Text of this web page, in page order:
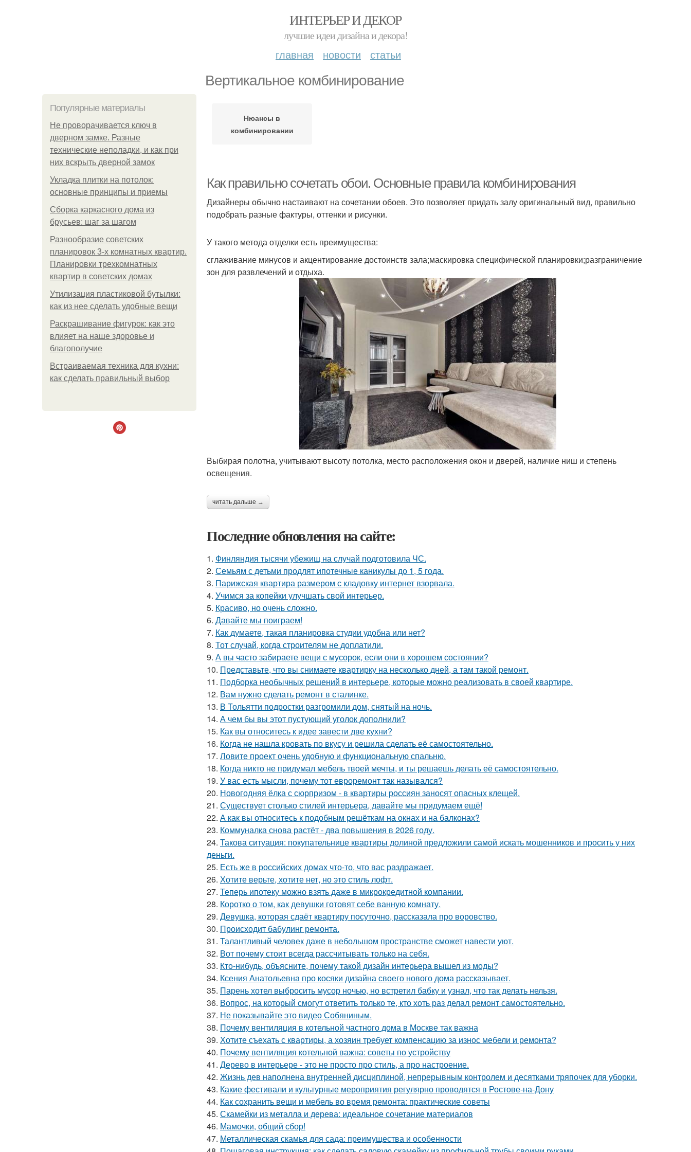
ИНТЕРЬЕР И ДЕКОР
лучшие идеи дизайна и декора!
главная новости статьи
Вертикальное комбинирование
Популярные материалы
Не проворачивается ключ в
дверном замке. Разные
технические неполадки, и как при
них вскрыть дверной замок
Укладка плитки на потолок:
основные принципы и приемы
Сборка каркасного дома из
брусьев: шаг за шагом
Разнообразие советских
планировок 3-х комнатных квартир.
Планировки трехкомнатных
квартир в советских домах
Утилизация пластиковой бутылки:
как из нее сделать удобные вещи
Раскрашивание фигурок: как это
влияет на наше здоровье и
благополучие
Встраиваемая техника для кухни:
как сделать правильный выбор
Нюансы в
комбинировании
Как правильно сочетать обои. Основные правила комбинирования
Дизайнеры обычно настаивают на сочетании обоев. Это позволяет придать залу оригинальный вид, правильно
подобрать разные фактуры, оттенки и рисунки.
У такого метода отделки есть преимущества:
сглаживание минусов и акцентирование достоинств зала;маскировка специфической планировки;разграничение
зон для развлечений и отдыха.
Выбирая полотна, учитывают высоту потолка, место расположения окон и дверей, наличие ниш и степень
освещения.
читать дальше →
Последние обновления на сайте:
1. Финляндия тысячи убежищ на случай подготовила ЧС.
2. Семьям с детьми продлят ипотечные каникулы до 1, 5 года.
3. Парижская квартира размером с кладовку интернет взорвала.
4. Учимся за копейки улучшать свой интерьер.
5. Красиво, но очень сложно.
6. Давайте мы поиграем!
7. Как думаете, такая планировка студии удобна или нет?
8. Тот случай, когда строителям не доплатили.
9. А вы часто забираете вещи с мусорок, если они в хорошем состоянии?
10. Представьте, что вы снимаете квартирку на несколько дней, а там такой ремонт.
11. Подборка необычных решений в интерьере, которые можно реализовать в своей квартире.
12. Вам нужно сделать ремонт в сталинке.
13. В Тольятти подростки разгромили дом, снятый на ночь.
14. А чем бы вы этот пустующий уголок дополнили?
15. Как вы относитесь к идее завести две кухни?
16. Когда не нашла кровать по вкусу и решила сделать её самостоятельно.
17. Ловите проект очень удобную и функциональную спальню.
18. Когда никто не придумал мебель твоей мечты, и ты решаешь делать её самостоятельно.
19. У вас есть мысли, почему тот евроремонт так назывался?
20. Новогодняя ёлка с сюрпризом - в квартиры россиян заносят опасных клещей.
21. Существует столько стилей интерьера, давайте мы придумаем ещё!
22. А как вы относитесь к подобным решёткам на окнах и на балконах?
23. Коммуналка снова растёт - два повышения в 2026 году.
24. Такова ситуация: покупательнице квартиры долиной предложили самой искать мошенников и просить у них
деньги.
25. Есть же в российских домах что-то, что вас раздражает.
26. Хотите верьте, хотите нет, но это стиль лофт.
27. Теперь ипотеку можно взять даже в микрокредитной компании.
28. Коротко о том, как девушки готовят себе ванную комнату.
29. Девушка, которая сдаёт квартиру посуточно, рассказала про воровство.
30. Происходит бабулинг ремонта.
31. Талантливый человек даже в небольшом пространстве сможет навести уют.
32. Вот почему стоит всегда рассчитывать только на себя.
33. Кто-нибудь, объясните, почему такой дизайн интерьера вышел из моды?
34. Ксения Анатольевна про косяки дизайна своего нового дома рассказывает.
35. Парень хотел выбросить мусор ночью, но встретил бабку и узнал, что так делать нельзя.
36. Вопрос, на который смогут ответить только те, кто хоть раз делал ремонт самостоятельно.
37. Не показывайте это видео Собяниным.
38. Почему вентиляция в котельной частного дома в Москве так важна
39. Хотите съехать с квартиры, а хозяин требует компенсацию за износ мебели и ремонта?
40. Почему вентиляция котельной важна: советы по устройству
41. Дерево в интерьере - это не просто про стиль, а про настроение.
42. Жизнь дев наполнена внутренней дисциплиной, непрерывным контролем и десятками тряпочек для уборки.
43. Какие фестивали и культурные мероприятия регулярно проводятся в Ростове-на-Дону
44. Как сохранить вещи и мебель во время ремонта: практические советы
45. Скамейки из металла и дерева: идеальное сочетание материалов
46. Мамочки, общий сбор!
47. Металлическая скамья для сада: преимущества и особенности